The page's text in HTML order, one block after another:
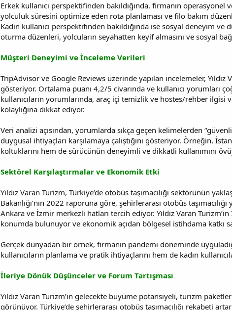
Erkek kullanıcı perspektifinden bakıldığında, firmanın
yolculuk süresini optimize eden rota planlaması ve filo bakım
Kadın kullanıcı perspektifinden bakıldığında ise sosyal deneyim
oturma düzenleri, yolcuların seyahatten keyif almasını ve sosyal
Müşteri Deneyimi ve İnceleme Verileri
TripAdvisor ve Google Reviews üzerinde yapılan incelemeler,
gösteriyor. Ortalama puanı 4,2/5 civarında ve kullanıcı yorumları
kullanıcıların yorumlarında, araç içi temizlik ve hostes/rehber ilgisi
kolaylığına dikkat ediyor.
Veri analizi açısından, yorumlarda sıkça geçen kelimelerden
duygusal ihtiyaçları karşılamaya çalıştığını gösteriyor. Örneğin,
koltuklarını hem de sürücünün deneyimli ve dikkatli kullanımını
Sektörel Karşılaştırmalar ve Ekonomik Etki
Yıldız Varan Turizm, Türkiye’de otobüs taşımacılığı sektörünün
Bakanlığı’nın 2022 raporuna göre, şehirlerarası otobüs
Ankara ve İzmir merkezli hatları tercih ediyor. Yıldız Varan
konumda bulunuyor ve ekonomik açıdan bölgesel istihdama katkı
Gerçek dünyadan bir örnek, firmanın pandemi döneminde
kullanıcıların planlama ve pratik ihtiyaçlarını hem de kadın
İleriye Dönük Düşünceler ve Forum Tartışması
Yıldız Varan Turizm’in gelecekte büyüme potansiyeli, turizm
görünüyor. Türkiye’de şehirlerarası otobüs taşımacılığı rekabeti